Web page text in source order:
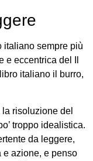
italiano sempre più
eccentrica del Il
italiano il burro,
risoluzione del
troppo idealistica.
da leggere,
e azione, e penso